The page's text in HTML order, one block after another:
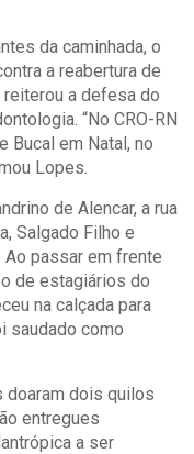
da caminhada, o
a reabertura de
a defesa do
“No CRO-RN
Bucal em Natal, no
Lopes.
de Alencar, a rua
Salgado Filho e
Ao passar em frente
de estagiários do
na calçada para
saudado como
doaram dois quilos
entregues
a ser